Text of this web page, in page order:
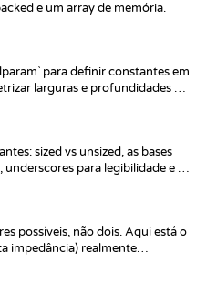
e um array de memória.
para definir constantes em
larguras e profundidades e
sized vs unsized, as bases
underscores para legibilidade e as
possíveis, não dois. Aqui está o
impedância) realmente